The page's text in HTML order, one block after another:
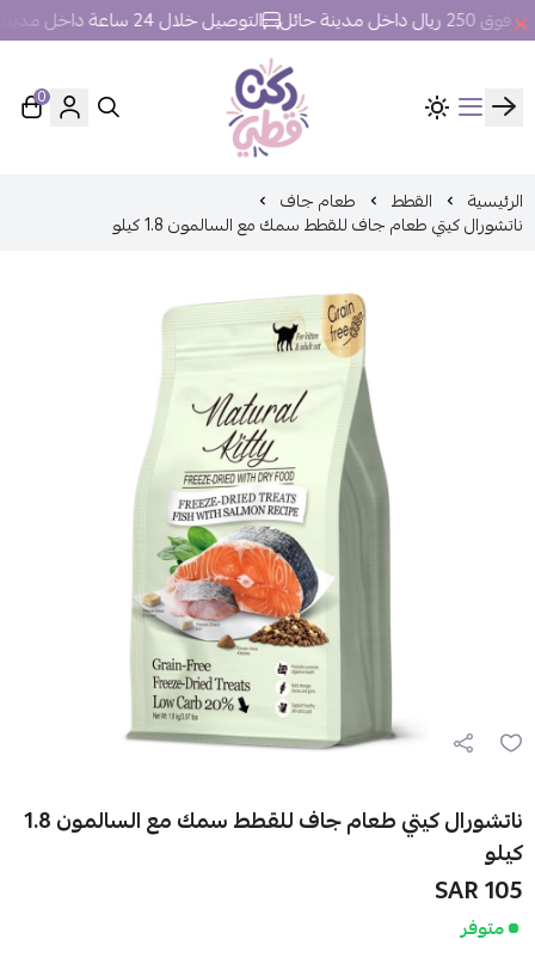
مدينة حائل التوصيل خلال 24 ساعة داخل مدينة حائل.
ركن قطي
0
الرئيسية القطط طعام جاف
ناتشورال كيتي طعام جاف للقطط سمك مع السالمون 1.8 كيلو
ناتشورال كيتي طعام جاف للقطط سمك مع السالمون 1.8
كيلو
105 SAR
متوفر